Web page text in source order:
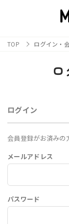
TOP ログイン・
ログイン
会員登録がお済みの
メールアドレス
パスワード